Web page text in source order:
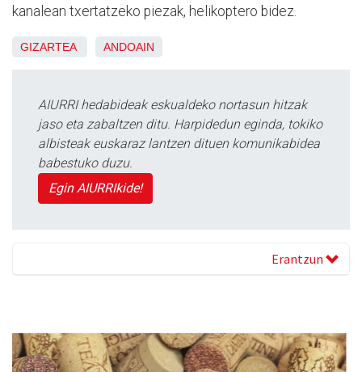
kanalean txertatzeko piezak, helikoptero bidez.
GIZARTEA ANDOAIN
AIURRI hedabideak eskualdeko nortasun hitzak
jaso eta zabaltzen ditu. Harpidedun eginda, tokiko
albisteak euskaraz lantzen dituen komunikabidea
babestuko duzu.
Egin AIURRIkide!
Erantzun